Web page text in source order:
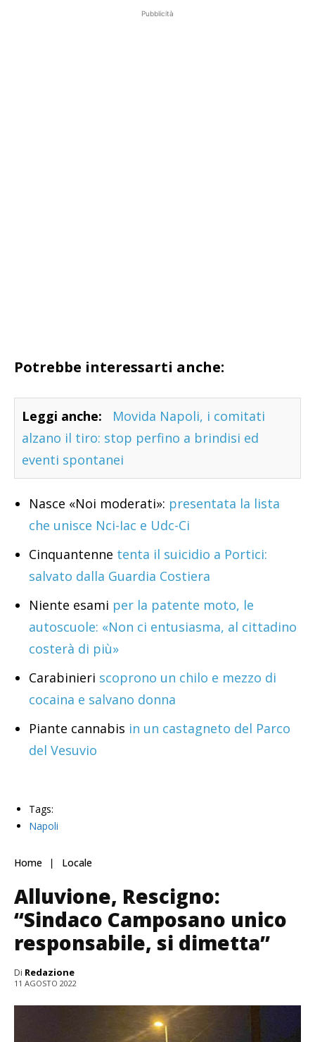
Pubblicità
Potrebbe interessarti anche:
Leggi anche:
Movida Napoli, i comitati
alzano il tiro: stop perfino a brindisi ed
eventi spontanei
Nasce «Noi moderati»: presentata la lista
che unisce Nci-Iac e Udc-Ci
Cinquantenne tenta il suicidio a Portici:
salvato dalla Guardia Costiera
Niente esami per la patente moto, le
autoscuole: «Non ci entusiasma, al cittadino
costerà di più»
Carabinieri scoprono un chilo e mezzo di
cocaina e salvano donna
Piante cannabis in un castagneto del Parco
del Vesuvio
Tags:
Napoli
Home Locale
Alluvione, Rescigno:
“Sindaco Camposano unico
responsabile, si dimetta”
Di Redazione
11 AGOSTO 2022